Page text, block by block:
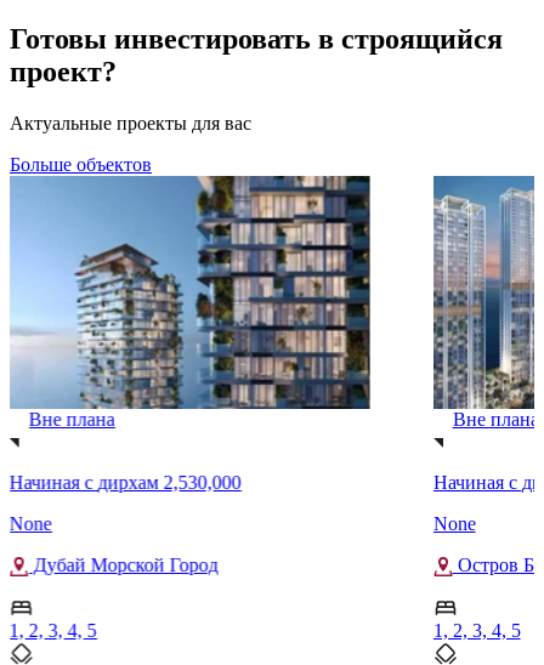
Готовы инвестировать в строящийся
проект?
Актуальные проекты для вас
Больше объектов
Вне плана
Начиная с дирхам 2,530,000
None
Дубай Морской Город
1, 2, 3, 4, 5
Вне плана
Начиная с
None
Остров
1, 2, 3, 4, 5